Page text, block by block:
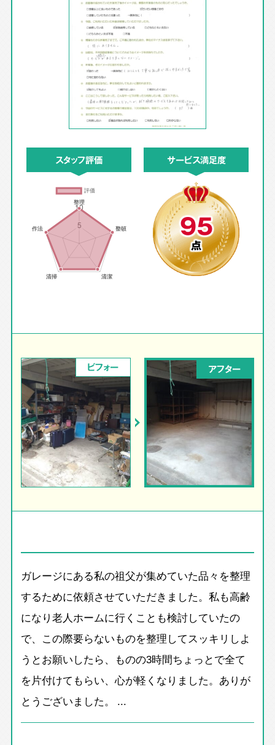
スタッフ評価 サービス満足度
95
点
ビフォー アフター
ガレージにある私の祖父が集めていた品々を整理
するために依頼させていただきました。私も高齢
になり老人ホームに行くことも検討していたの
で、この際要らないものを整理してスッキリしよ
うとお願いしたら、ものの3時間ちょっとで全て
を片付けてもらい、心が軽くなりました。ありが
とうございました。 ...